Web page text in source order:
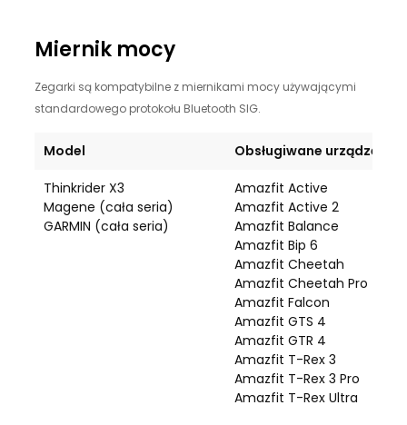
Miernik mocy
Zegarki są kompatybilne z miernikami mocy używającymi
standardowego protokołu Bluetooth SIG.
Model Obsługiwane urządzenie
Thinkrider X3
Magene (cała seria)
GARMIN (cała seria)
Amazfit Active
Amazfit Active 2
Amazfit Balance
Amazfit Bip 6
Amazfit Cheetah
Amazfit Cheetah Pro
Amazfit Falcon
Amazfit GTS 4
Amazfit GTR 4
Amazfit T-Rex 3
Amazfit T-Rex 3 Pro
Amazfit T-Rex Ultra